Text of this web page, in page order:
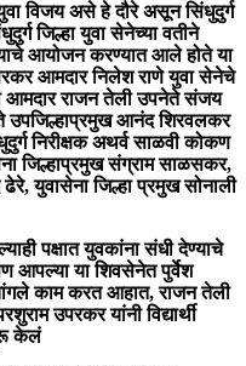
विजय असे हे दौरे असून सिंधुदुर्ग
जिल्हा युवा सेनेच्या वतीने
आयोजन करण्यात आले होते या
आमदार निलेश राणे युवा सेनेचे
आमदार राजन तेली उपनेते संजय
उपजिल्हाप्रमुख आनंद शिरवलकर
निरीक्षक अथर्व साळवी कोकण
जिल्हाप्रमुख संग्राम साळसकर,
युवासेना जिल्हा प्रमुख सोनाली
पक्षात युवकांना संधी देण्याचे
आपल्या या शिवसेनेत पुर्वेश
काम करत आहात, राजन तेली
उपरकर यांनी विद्यार्थी
केलं